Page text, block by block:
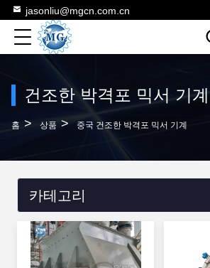
jasonliu@mgcn.com.cn
건조한 박격포 믹서 기계
홈 > 상품 > 중국 건조한 박격포 믹서 기계
카테고리